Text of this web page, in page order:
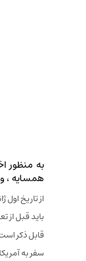
به منظور
همسایه ،
از تاریخ اول ژانویه ۲۰۱۳ به بعد اخذ وقت سفارت آمریکا کلیه متقاضیان ویزاهای غیر
باید قبل از
قابل ذکر
سفر به